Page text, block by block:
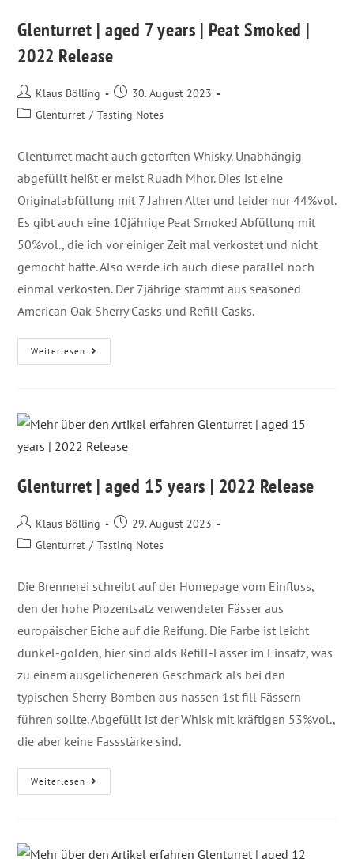
Glenturret | aged 7 years | Peat Smoked |
2022 Release
Klaus Bölling
30. August 2023
Glenturret / Tasting Notes
Glenturret macht auch getorften Whisky. Unabhängig
abgefüllt heißt er meist Ruadh Mhor. Dies ist eine
Originalabfüllung mit 7 Jahren Alter und leider nur 44%vol.
Es gibt auch eine 10jährige Peat Smoked Abfüllung mit
50%vol., die ich vor einiger Zeit mal verkostet und nicht
gemocht hatte. Also werde ich auch diese parallel noch
einmal verkosten. Der 7jährige stammt aus seasoned
American Oak Sherry Casks und Refill Casks.
Weiterlesen
Glenturret | aged 15 years | 2022 Release
Klaus Bölling
29. August 2023
Glenturret / Tasting Notes
Die Brennerei schreibt auf der Homepage vom Einfluss,
den der hohe Prozentsatz verwendeter Fässer aus
europäischer Eiche auf die Reifung. Die Farbe ist leicht
dunkel-golden, hier sind alds Refill-Fässer im Einsatz, was
zu einem ausgelicheneren Geschmack als bei den
typischen Sherry-Bomben aus nassen 1st fill Fässern
führen sollte. Abgefüllt ist der Whisk mit kräftigen 53%vol.,
die aber keine Fassstärke sind.
Weiterlesen